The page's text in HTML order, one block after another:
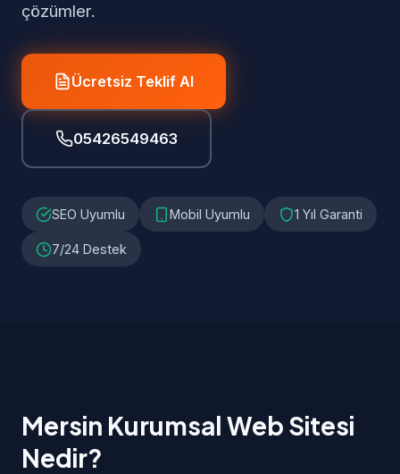
çözümler.
Ücretsiz Teklif Al
05426549463
SEO Uyumlu Mobil Uyumlu 1 Yıl Garanti
7/24 Destek
Mersin Kurumsal Web Sitesi
Nedir?